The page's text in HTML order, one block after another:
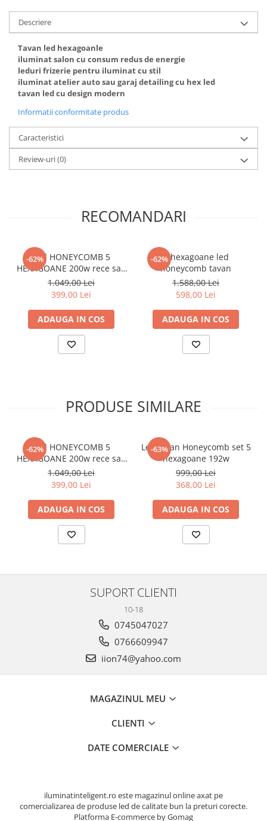
Descriere
Tavan led hexagoanle
iluminat salon cu consum redus de energie
leduri frizerie pentru iluminat cu stil
iluminat atelier auto sau garaj detailing cu hex led
tavan led cu design modern
Informatii conformitate produs
Caracteristici
Review-uri(0)
RECOMANDARI
-62%
Led HONEYCOMB 5
HEXAGOANE 200w rece sau
neutru
1.049,00 Lei
399,00 Lei
ADAUGA IN COS
-62%7 hexagoane led
honeycomb tavan
1.588,00 Lei
598,00 Lei
ADAUGA IN COS
PRODUSE SIMILARE
-62%
Led HONEYCOMB 5
HEXAGOANE 200w rece sau
neutru
1.049,00 Lei
399,00 Lei
ADAUGA IN COS
-63%
Led tavan Honeycomb set 5
hexagoane 192w
999,00 Lei
368,00 Lei
ADAUGA IN COS
SUPORT CLIENTI
10-18
0745047027
0766609947
iion74@yahoo.com
MAGAZINUL MEU
CLIENTI
DATE COMERCIALE
iluminatinteligent.ro este magazinul online axat pe
comercializarea de produse led de calitate bun la preturi corecte.
Platforma E-commerce by Gomag